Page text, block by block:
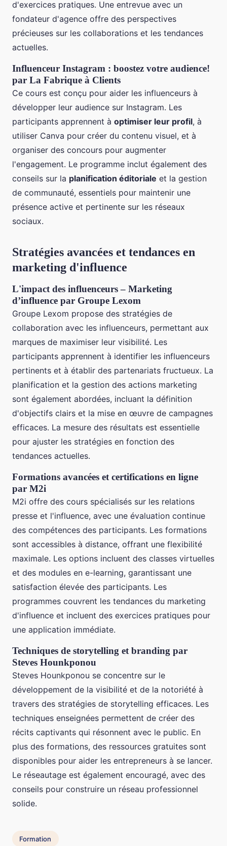
d'exercices pratiques. Une entrevue avec un
fondateur d'agence offre des perspectives
précieuses sur les collaborations et les tendances
actuelles.
Influenceur Instagram : boostez votre audience!
par La Fabrique à Clients
Ce cours est conçu pour aider les influenceurs à
développer leur audience sur Instagram. Les
participants apprennent à optimiser leur profil, à
utiliser Canva pour créer du contenu visuel, et à
organiser des concours pour augmenter
l'engagement. Le programme inclut également des
conseils sur la planification éditoriale et la gestion
de communauté, essentiels pour maintenir une
présence active et pertinente sur les réseaux
sociaux.
Stratégies avancées et tendances en
marketing d'influence
L'impact des influenceurs – Marketing
d’influence par Groupe Lexom
Groupe Lexom propose des stratégies de
collaboration avec les influenceurs, permettant aux
marques de maximiser leur visibilité. Les
participants apprennent à identifier les influenceurs
pertinents et à établir des partenariats fructueux. La
planification et la gestion des actions marketing
sont également abordées, incluant la définition
d'objectifs clairs et la mise en œuvre de campagnes
efficaces. La mesure des résultats est essentielle
pour ajuster les stratégies en fonction des
tendances actuelles.
Formations avancées et certifications en ligne
par M2i
M2i offre des cours spécialisés sur les relations
presse et l'influence, avec une évaluation continue
des compétences des participants. Les formations
sont accessibles à distance, offrant une flexibilité
maximale. Les options incluent des classes virtuelles
et des modules en e-learning, garantissant une
satisfaction élevée des participants. Les
programmes couvrent les tendances du marketing
d'influence et incluent des exercices pratiques pour
une application immédiate.
Techniques de storytelling et branding par
Steves Hounkponou
Steves Hounkponou se concentre sur le
développement de la visibilité et de la notoriété à
travers des stratégies de storytelling efficaces. Les
techniques enseignées permettent de créer des
récits captivants qui résonnent avec le public. En
plus des formations, des ressources gratuites sont
disponibles pour aider les entrepreneurs à se lancer.
Le réseautage est également encouragé, avec des
conseils pour construire un réseau professionnel
solide.
Formation